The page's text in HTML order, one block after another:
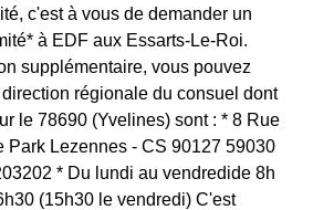
c'est à vous de demander un
à EDF aux Essarts-Le-Roi.
supplémentaire, vous pouvez
régionale du consuel dont
le 78690 (Yvelines) sont : * 8 Rue
Park Lezennes - CS 90127 59030
* Du lundi au vendredide 8h
(15h30 le vendredi) C'est